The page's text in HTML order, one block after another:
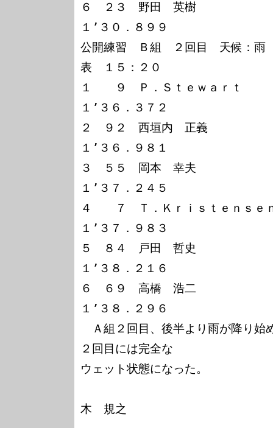
６　２３　野田　英樹　　　　
１’３０．８９９
公開練習　Ｂ組　２回目　天候：雨
表　１５：２０
１　　９　Ｐ．Ｓｔｅｗａｒｔ
１’３６．３７２
２　９２　西垣内　正義　　　
１’３６．９８１
３　５５　岡本　幸夫　　　　
１’３７．２４５
４　　７　Ｔ．Ｋｒｉｓｔｅｎ
１’３７．９８３
５　８４　戸田　哲史　　　　
１’３８．２１６
６　６９　高橋　浩二　　　　
１’３８．２９６
Ａ組２回目、後半より雨が降り始
２回目には完全な
ウェット状態になった。